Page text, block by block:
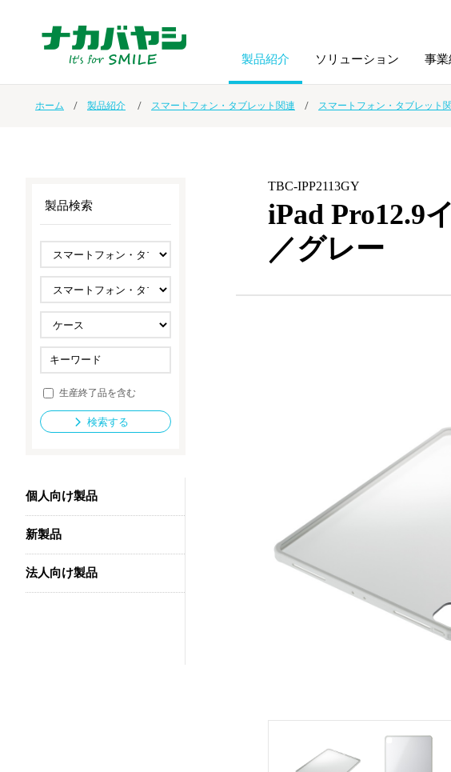
製品紹介
ノート・紙製品
スマートフォン・
タブレット関連
ゲーム関連
セキュリティ用品
法人向け製品
ソリューション
オーダー手帳・ノベルティ制作 学
ドキュメントスキャニングサービス
導入事例
事業
IR情報
サステナビリティ
ホーム 製品紹介 スマートフォン・タブレット関連 スマートフォン・タブレット
TBC-IPP2113GY
iPad Pro12.9
／グレー
製品検索
生産終了品を含む
検索する
個人向け製品
新製品
法人向け製品